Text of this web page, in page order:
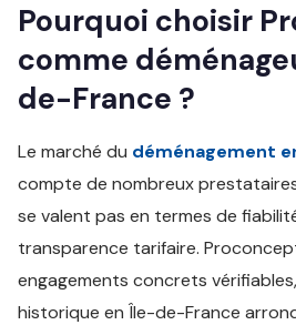
Pourquoi choisir
comme
de-France ?
Le marché du déménagement
compte de nombreux
se valent pas en termes de
transparence tarifaire.
engagements concrets
historique en Île-de-France